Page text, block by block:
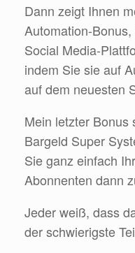
Dann zeigt Ihnen
Automation-
Social Media-
indem Sie sie auf
auf dem neuesten
Mein letzter Bonus
Bargeld Super
Sie ganz einfach
Abonnenten dann
Jeder weiß, dass
der schwierigste